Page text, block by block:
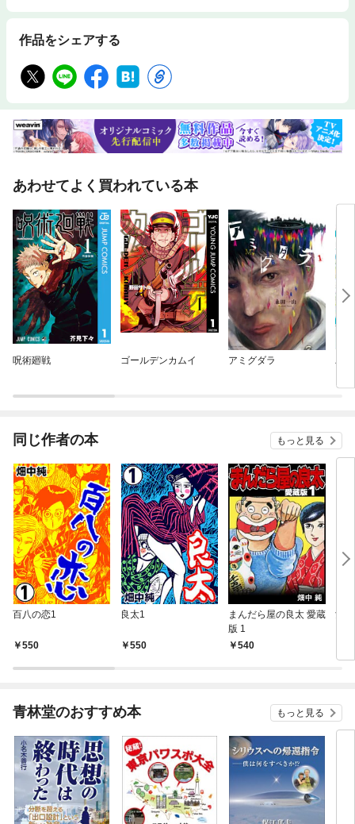
作品をシェアする
あわせてよく買われている本
呪術廻戦 ゴールデンカムイ アミグダラ パ
同じ作者の本 もっと見る
百八の恋1
550
良太1
550
まんだら屋の良太 愛蔵
版 1
540
女
青林堂のおすすめ本 もっと見る